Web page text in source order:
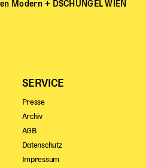
Institutionen
Modern + DSCHUNGEL WIEN
SERVICE
Presse
Archiv
AGB
Datenschutz
Impressum